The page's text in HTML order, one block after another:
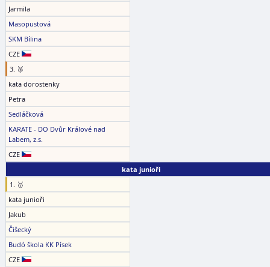
Jarmila
Masopustová
SKM Bílina
CZE
3. 🥉
kata dorostenky
Petra
Sedláčková
KARATE - DO Dvůr Králové nad
Labem, z.s.
CZE
kata junioři
1. 🥇
kata junioři
Jakub
Čišecký
Budó škola KK Písek
CZE